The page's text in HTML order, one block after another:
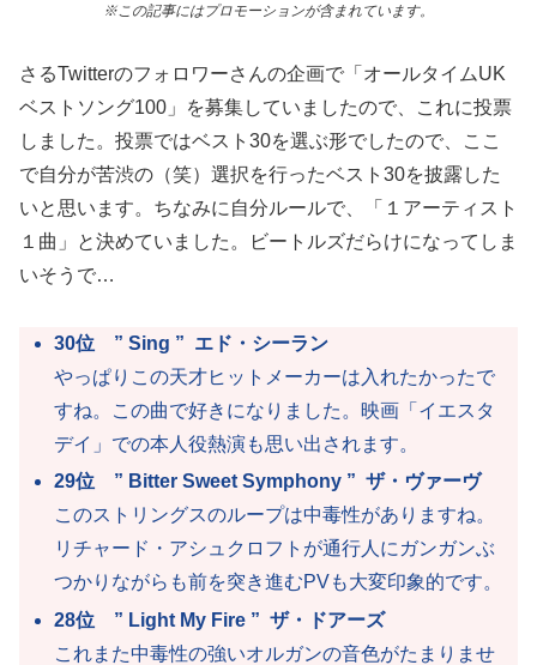
※この記事にはプロモーションが含まれています。
さるTwitterのフォロワーさんの企画で「オールタイムUK
ベストソング100」を募集していましたので、これに投票
しました。投票ではベスト30を選ぶ形でしたので、ここ
で自分が苦渋の（笑）選択を行ったベスト30を披露した
いと思います。ちなみに自分ルールで、「１アーティスト
１曲」と決めていました。ビートルズだらけになってしま
いそうで…
30位 ” Sing ” エド・シーラン
やっぱりこの天才ヒットメーカーは入れたかったで
すね。この曲で好きになりました。映画「イエスタ
デイ」での本人役熱演も思い出されます。
29位 ” Bitter Sweet Symphony ” ザ・ヴァーヴ
このストリングスのループは中毒性がありますね。
リチャード・アシュクロフトが通行人にガンガンぶ
つかりながらも前を突き進むPVも大変印象的です。
28位 ” Light My Fire ” ザ・ドアーズ
これまた中毒性の強いオルガンの音色がたまりませ